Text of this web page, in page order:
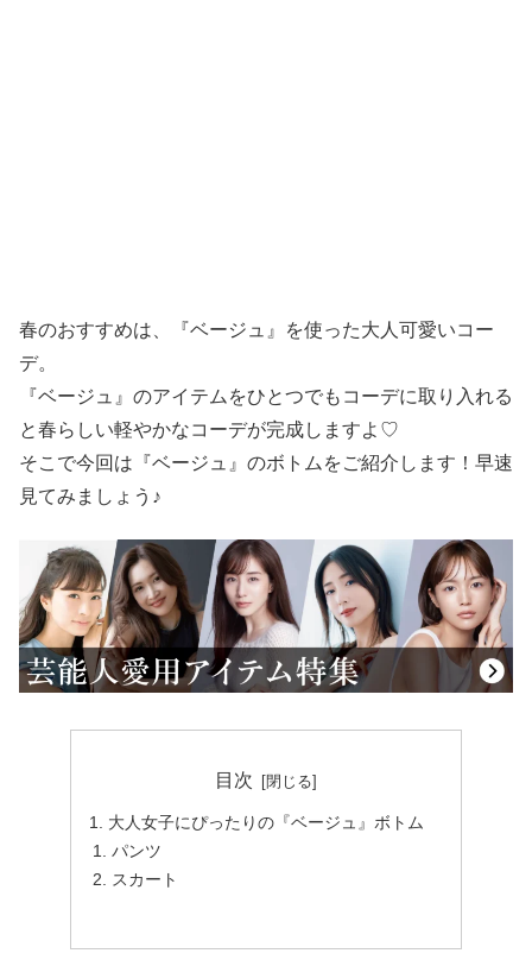
春のおすすめは、『ベージュ』を使った大人可愛いコー
デ。
『ベージュ』のアイテムをひとつでもコーデに取り入れる
と春らしい軽やかなコーデが完成しますよ♡
そこで今回は『ベージュ』のボトムをご紹介します！早速
見てみましょう♪
目次
大人女子にぴったりの『ベージュ』ボトム
パンツ
スカート